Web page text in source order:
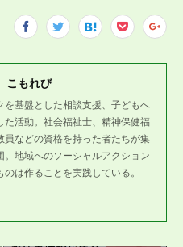
こもれび
を基盤とした相談支援、子どもへ
た活動。社会福祉士、精神保健福
員などの資格を持った者たちが集
。地域へのソーシャルアクション
は作ることを実践している。